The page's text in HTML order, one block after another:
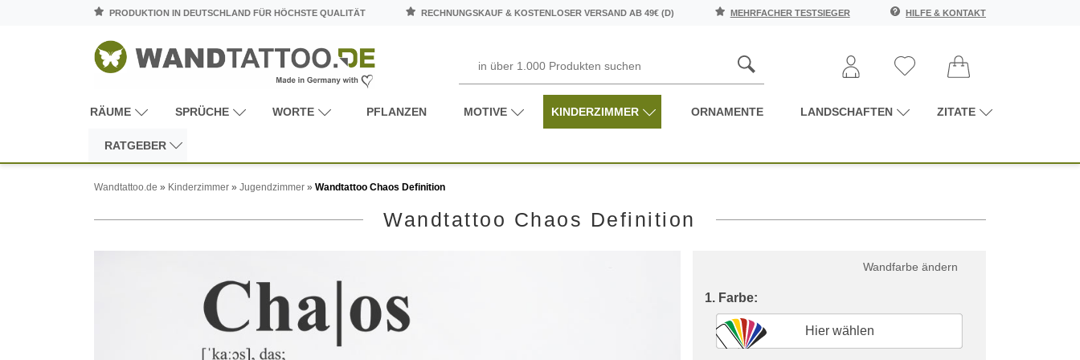
PRODUKTION IN DEUTSCHLAND FÜR HÖCHSTE QUALITÄT RECHNUNGSKAUF & KOSTENLOSER VERSAND AB 49€ (D) MEHRFACHER TESTSIEGER HILFE & KONTAKT
RÄUME SPRÜCHE WORTE PFLANZEN MOTIVE KINDERZIMMER ORNAMENTE LANDSCHAFTEN ZITATE
RATGEBER
Wandtattoo.de » Kinderzimmer » Jugendzimmer » Wandtattoo Chaos Definition
Wandtattoo Chaos Definition
Wandfarbe ändern
1. Farbe:
Hier wählen